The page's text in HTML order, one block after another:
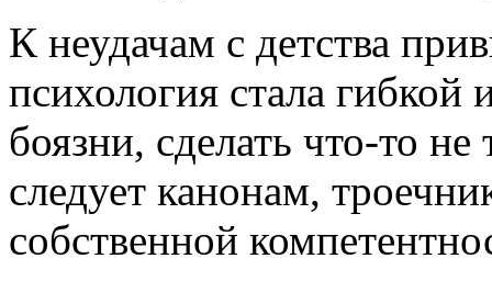
К неудачам с детства
психология стала
боязни, сделать что-то
следует канонам,
собственной